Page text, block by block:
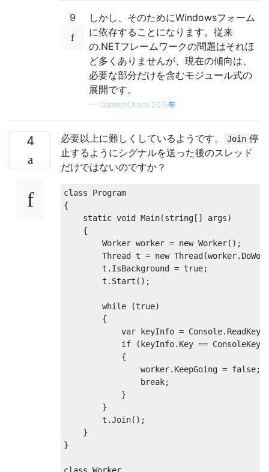
9
しかし、そのためにWindowsフォーム
に依存することになります。従来
の.NETフレームワークの問題はそれほ
ど多くありませんが、現在の傾向は、
必要な部分だけを含むモジュール式の
展開です。
— CodesInChaos 2015年
4 必要以上に難しくしているようです。 Join 停
止するようにシグナルを送った後のスレッド
だけではないのですか？
class
Program
{
static void Main(string[] args)
{
Worker worker = new Worker();
Thread t = new Thread(worker.
        t
. IsBackground = true;
        t
. Start ();
while (true)
{
var keyInfo = Console. ReadKey
if
(keyInfo. Key == ConsoleKey
{
                worker
. KeepGoing = false;
break;
}
}
        t
.Join();
}
}
class Worker